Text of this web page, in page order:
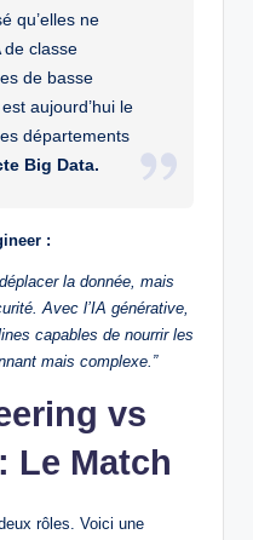
qu’elles ne
de classe
de basse
aujourd’hui le
départements
Big Data.
:
la donnée, mais
Avec l’IA générative,
capables de nourrir les
mais complexe.”
vs
Le Match
rôles. Voici une